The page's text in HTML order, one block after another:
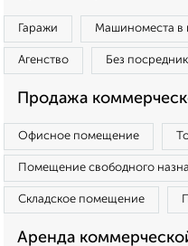
Гаражи Машиноместа в
Агенство Без
Продажа
Офисное помещение
Помещение свободного
Складское помещение
Аренда